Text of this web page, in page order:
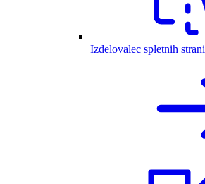
Izdelovalec spletnih strani